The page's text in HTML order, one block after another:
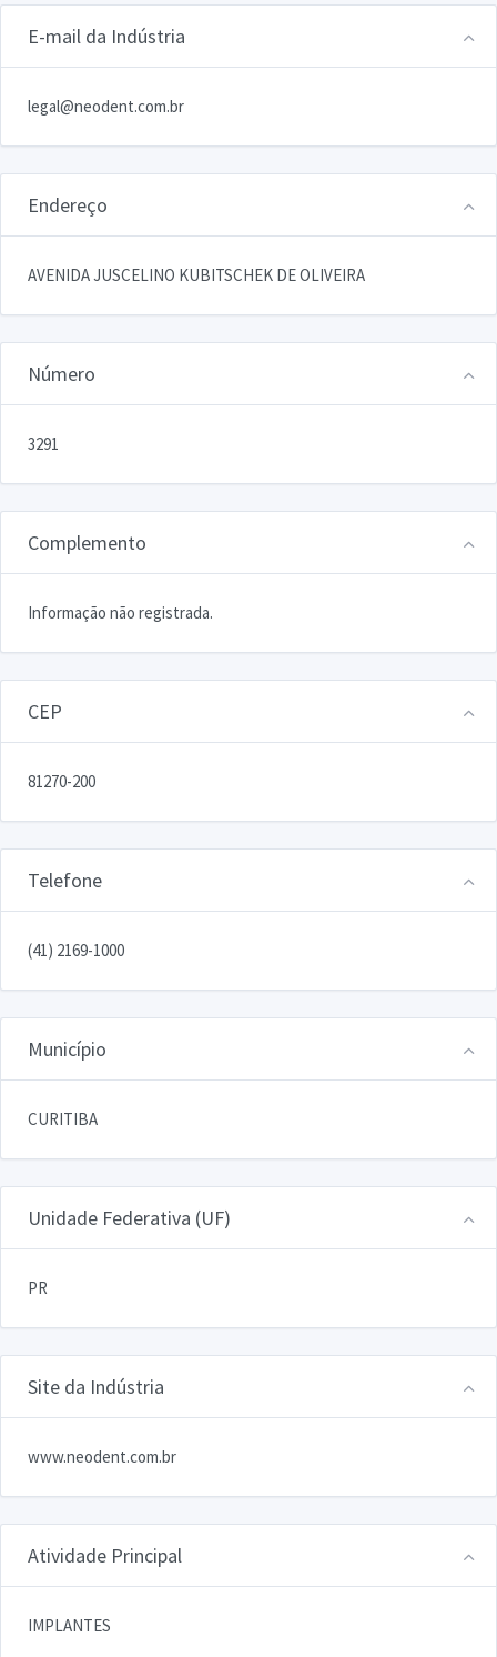
E-mail da Indústria
legal@neodent.com.br
Endereço
AVENIDA JUSCELINO KUBITSCHEK DE OLIVEIRA
Número
3291
Complemento
Informação não registrada.
CEP
81270-200
Telefone
(41) 2169-1000
Município
CURITIBA
Unidade Federativa (UF)
PR
Site da Indústria
www.neodent.com.br
Atividade Principal
IMPLANTES